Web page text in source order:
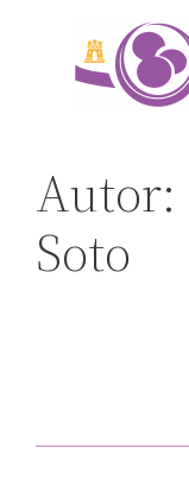
contenido
Autor:
Soto